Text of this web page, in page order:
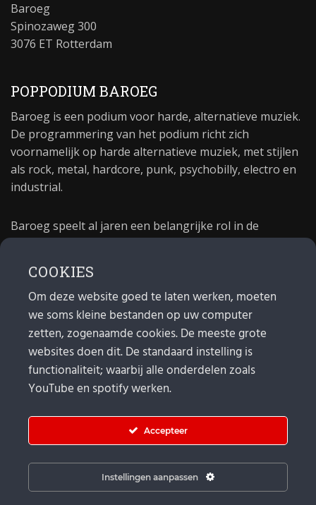
Baroeg
Spinozaweg 300
3076 ET Rotterdam
POPPODIUM BAROEG
Baroeg is een podium voor harde, alternatieve muziek.
De programmering van het podium richt zich
voornamelijk op harde alternatieve muziek, met stijlen
als rock, metal, hardcore, punk, psychobilly, electro en
industrial.
Baroeg speelt al jaren een belangrijke rol in de
poppodium 40 jaar.
MAIL
Algemeen: info@baroeg.nl
Bands & boeking: leon@baroeg.nl
Promotie & publiciteit: francis@baroeg.nl
COOKIES
Om deze website goed te laten werken, moeten
we soms kleine bestanden op uw computer
zetten, zogenaamde cookies. De meeste grote
websites doen dit. De standaard instelling is
functionaliteit; waarbij alle onderdelen zoals
YouTube en spotify werken.
Accepteer
Instellingen aanpassen